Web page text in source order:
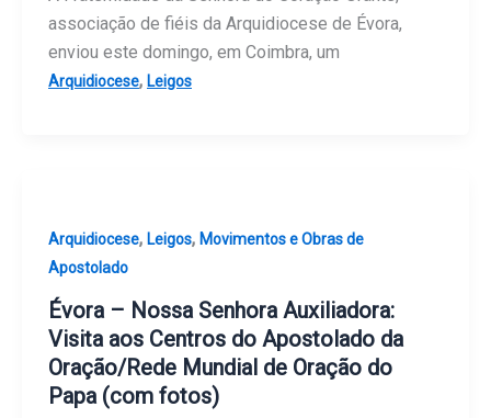
associação de fiéis da Arquidiocese de Évora,
enviou este domingo, em Coimbra, um
Arquidiocese, Leigos
Arquidiocese, Leigos, Movimentos e Obras de
Apostolado
Évora – Nossa Senhora Auxiliadora:
Visita aos Centros do Apostolado da
Oração/Rede Mundial de Oração do
Papa (com fotos)